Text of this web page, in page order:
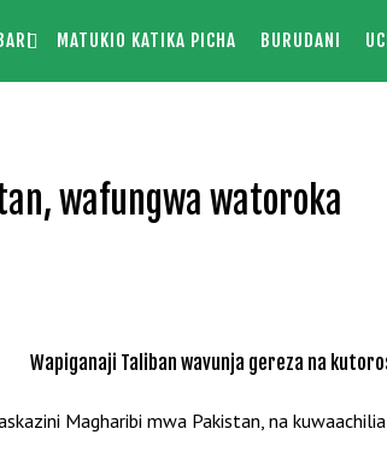
MATUKIO KATIKA PICHA BURUDANI
wafungwa watoroka
Wapiganaji Taliban wavunja gereza na
Magharibi mwa Pakistan, na